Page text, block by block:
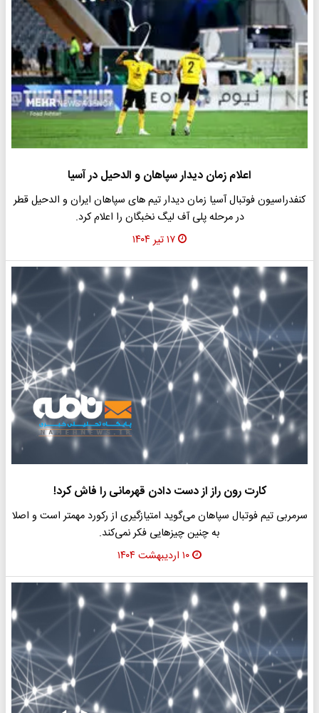
اعلام زمان دیدار سپاهان و الدحیل در آسیا
کنفدراسیون فوتبال آسیا زمان دیدار تیم های سپاهان ایران و الدحیل قطر
در مرحله پلی آف لیگ نخبگان را اعلام کرد.
۱۷ تیر ۱۴۰۴
کارت رون راز از دست دادن قهرمانی را فاش کرد!
سرمربی تیم فوتبال سپاهان می‌گوید امتیازگیری از رکورد مهمتر است و اصلا
به چنین چیزهایی فکر نمی‌کند.
۱۰ اردیبهشت ۱۴۰۴